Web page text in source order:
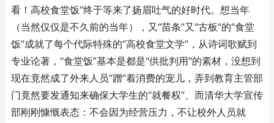
看！高校食堂饭”终于等来了扬眉吐气的好时代。想当年
（当然仅仅是不久前的当年），又“苗条”又“古板”的“食堂
饭”成就了每个代际特殊的“高校食堂文学”，从诗词歌赋到
专业论著，“食堂饭”基本是都是"供批判用"的素材，没想到
现在竟然成了外来人员“蹭”着消费的宠儿，弄到教育主管部
门竟然要发通知来确保大学生的“就餐权”、而清华大学宣传
部刚刚慷慨表态：不会因为经营压力，不让校外人员就